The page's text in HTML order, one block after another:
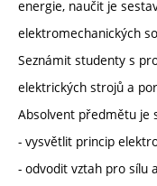
energie, naučit je
elektromechanických
Seznámit studenty s
elektrických strojů a
Absolvent předmětu je
- vysvětlit princip
- odvodit vztah pro sílu